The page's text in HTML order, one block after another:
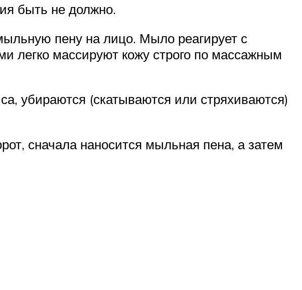
быть не должно.
пену на лицо. Мыло реагирует с
легко массируют кожу строго по массажным
убираются (скатываются или стряхиваются)
сначала наносится мыльная пена, а затем